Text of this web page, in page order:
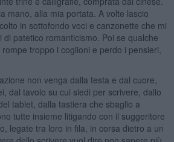
mano, alla mia portata. A volte lascio
in sottofondo voci e canzonette che mi
patetico romanticismo. Poi se qualche
troppo i coglioni e perdo i pensieri,
non venga dalla testa e dal cuore,
dal tavolo su cui siedi per scrivere, dallo
tablet, dalla tastiera che sbaglio a
tutte insieme litigando con il suggeritore
legate tra loro in fila, in corsa dietro a un